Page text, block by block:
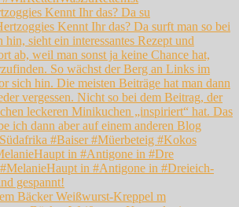
Kennt Ihr das? Da su
in #Antigone in #Dre
Bäcker Weißwurst-Kreppel m